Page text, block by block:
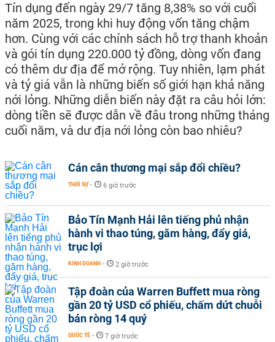
Tín dụng đến ngày 29/7 tăng 8,38% so với cuối
năm 2025, trong khi huy động vốn tăng chậm
hơn. Cùng với các chính sách hỗ trợ thanh khoản
và gói tín dụng 220.000 tỷ đồng, dòng vốn đang
có thêm dư địa để mở rộng. Tuy nhiên, lạm phát
và tỷ giá vẫn là những biến số giới hạn khả năng
nới lỏng. Những diễn biến này đặt ra câu hỏi lớn:
dòng tiền sẽ được dẫn về đâu trong những tháng
cuối năm, và dư địa nới lỏng còn bao nhiêu?
Cán cân thương mại sắp đổi chiều?
THỜI SỰ - 6 giờ trước
Bảo Tín Mạnh Hải lên tiếng phủ nhận
hành vi thao túng, găm hàng, đẩy giá,
trục lợi
KINH DOANH - 2 giờ trước
Tập đoàn của Warren Buffett mua ròng
gần 20 tỷ USD cổ phiếu, chấm dứt chuỗi
bán ròng 14 quý
QUỐC TẾ - 7 giờ trước